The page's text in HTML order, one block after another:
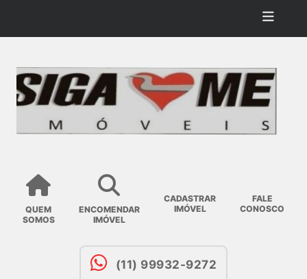
QUEM
SOMOS
ENCOMENDAR
IMÓVEL
CADASTRAR
IMÓVEL
FALE
CONOSCO
(11) 99932-9272